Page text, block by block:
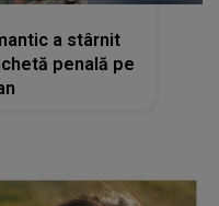
a stârnit
penală pe